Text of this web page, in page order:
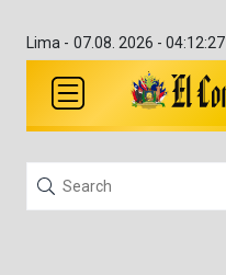
Lima - 07.08. 2026 - 04:12:27